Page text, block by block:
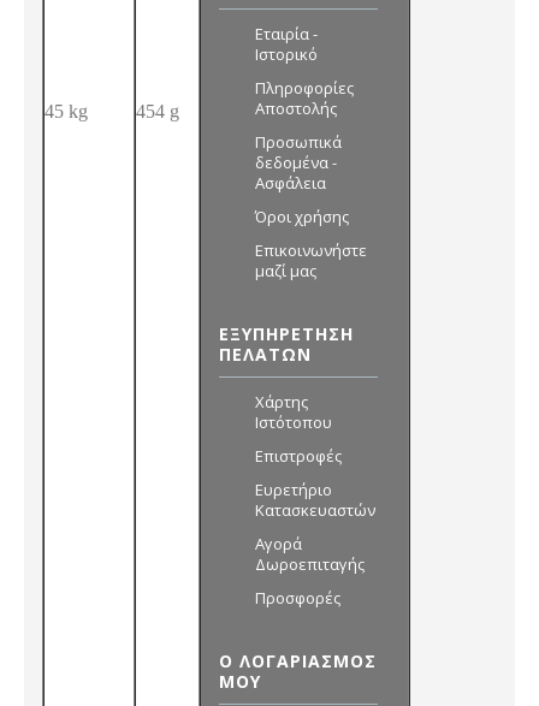
45 kg 454 g
Εταιρία -
Ιστορικό
Πληροφορίες
Αποστολής
Προσωπικά
δεδομένα -
Ασφάλεια
Όροι χρήσης
Επικοινωνήστε
μαζί μας
ΕΞΥΠΗΡΈΤΗΣΗ
ΠΕΛΑΤΏΝ
Χάρτης
Ιστότοπου
Επιστροφές
Ευρετήριο
Κατασκευαστών
Αγορά
Δωροεπιταγής
Προσφορές
Ο ΛΟΓΑΡΙΑΣΜΌΣ
ΜΟΥ